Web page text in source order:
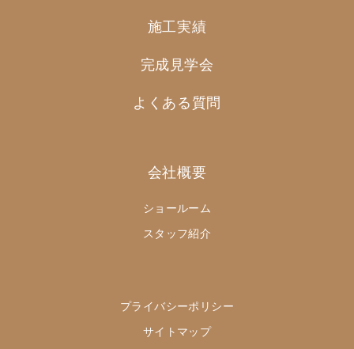
施工実績
完成見学会
よくある質問
会社概要
ショールーム
スタッフ紹介
プライバシーポリシー
サイトマップ